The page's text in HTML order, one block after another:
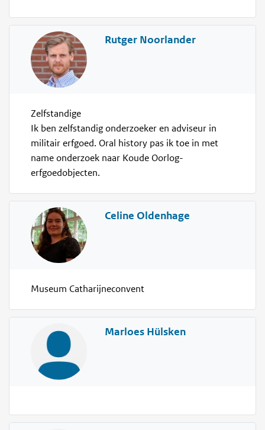
Rutger Noorlander
Zelfstandige
Ik ben zelfstandig onderzoeker en adviseur in
militair erfgoed. Oral history pas ik toe in met
name onderzoek naar Koude Oorlog-
erfgoedobjecten.
Celine Oldenhage
Museum Catharijneconvent
Marloes Hülsken